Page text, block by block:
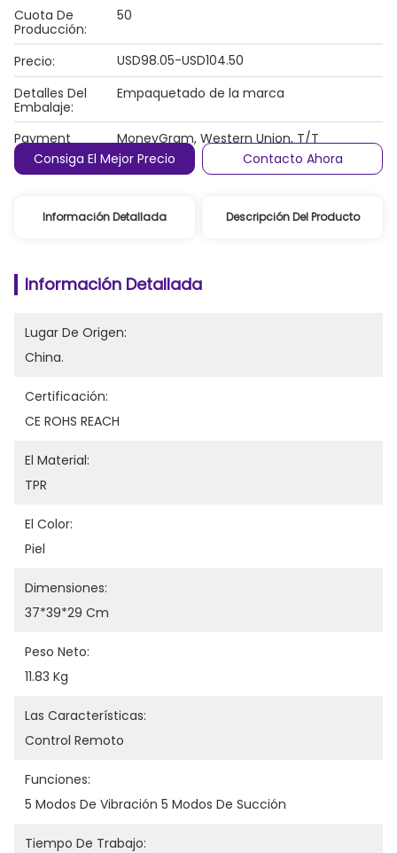
Cuota De
Producción:
50
Precio:
USD98.05-USD104.50
Detalles Del
Embalaje:
Empaquetado de la marca
Payment
Terms:
MoneyGram, Western Union, T/T
Consiga El Mejor Precio
Contacto Ahora
Información Detallada Descripción Del Producto
Información Detallada
Lugar De Origen:
China.
Certificación:
CE ROHS REACH
El Material:
TPR
El Color:
Piel
Dimensiones:
37*39*29 Cm
Peso Neto:
11.83 Kg
Las Características:
Control Remoto
Funciones:
5 Modos De Vibración 5 Modos De Succión
Tiempo De Trabajo: